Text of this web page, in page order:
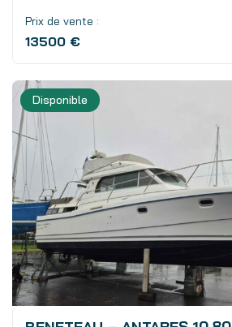
Prix de vente :
13500 €
Disponible